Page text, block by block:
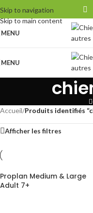
Skip to navigation
Skip to main content
MENU
MENU
Accueil/Produits identifiés
Afficher les filtres
Proplan Medium & Large
Adult 7+